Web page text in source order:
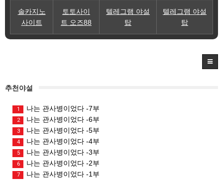
솔카지노
사이트
토토사이
트 오즈88
텔레그램 야설
탑
텔레그램 야설
탑
추천야설
1 나는 관사병이었다 -7부
2 나는 관사병이었다 -6부
3 나는 관사병이었다 -5부
4 나는 관사병이었다 -4부
5 나는 관사병이었다 -3부
6 나는 관사병이었다 -2부
7 나는 관사병이었다 -1부